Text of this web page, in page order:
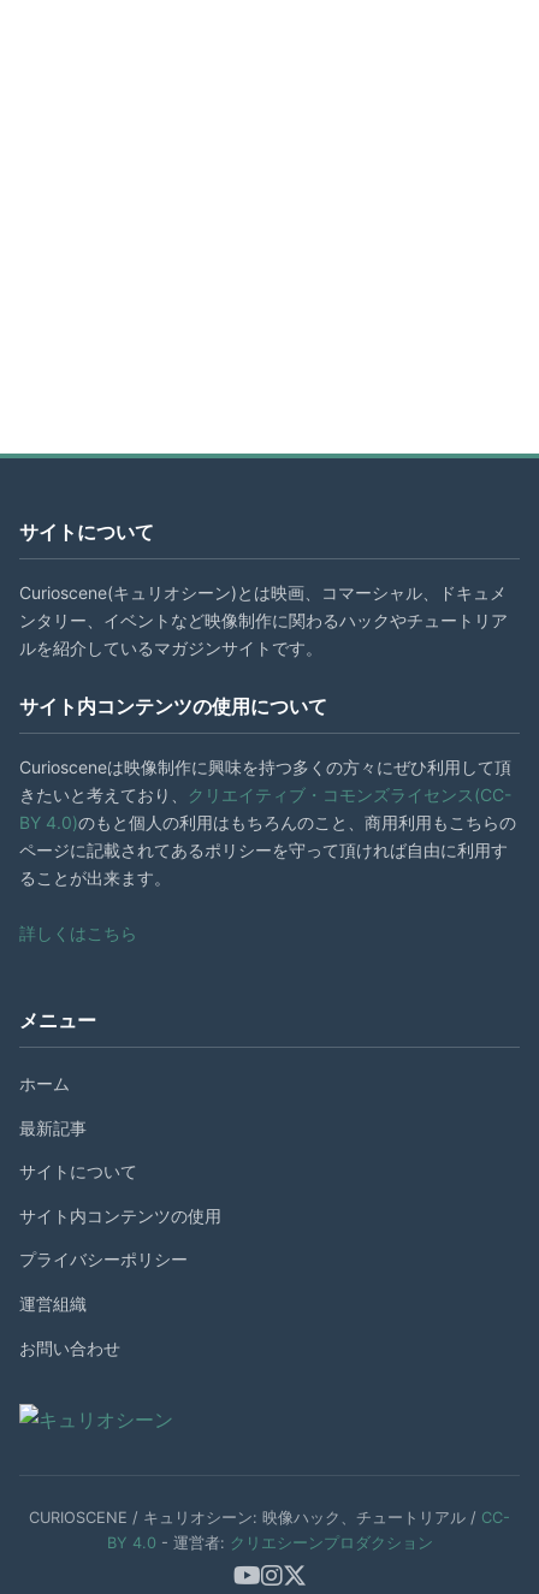
サイトについて
Curioscene(キュリオシーン)とは映画、コマーシャル、ドキュメ
ンタリー、イベントなど映像制作に関わるハックやチュートリア
ルを紹介しているマガジンサイトです。
サイト内コンテンツの使用について
Curiosceneは映像制作に興味を持つ多くの方々にぜひ利用して頂
きたいと考えており、
クリエイティブ・コモンズライセンス(CC-
BY 4.0)のもと個人の利用はもちろんのこと、商用利用もこちらの
ページに記載されてあるポリシーを守って頂ければ自由に利用す
ることが出来ます。
詳しくはこちら
メニュー
ホーム
最新記事
サイトについて
サイト内コンテンツの使用
プライバシーポリシー
運営組織
お問い合わせ
CURIOSCENE / キュリオシーン: 映像ハック、チュートリアル / CC-
BY 4.0 - 運営者: クリエシーンプロダクション